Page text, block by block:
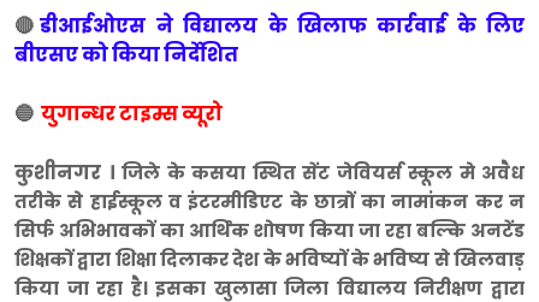
🔴डीआईओएस ने विद्यालय के खिलाफ कार्रवाई के लिए
बीएसए को किया निर्देशित
🔵 युगान्धर टाइम्स व्यूरो
कुशीनगर । जिले के कसया स्थित सेंट जेवियर्स स्कूल मे अवैध
तरीके से हाईस्कूल व इंटरमीडिएट के छात्रों का नामांकन कर न
सिर्फ अभिभावकों का आर्थिक शोषण किया जा रहा बल्कि अनटेंड
शिक्षकों द्वारा शिक्षा दिलाकर देश के भविष्यों के भविष्य से खिलवाड़
किया जा रहा है। इसका खुलासा जिला विद्यालय निरीक्षण द्वारा